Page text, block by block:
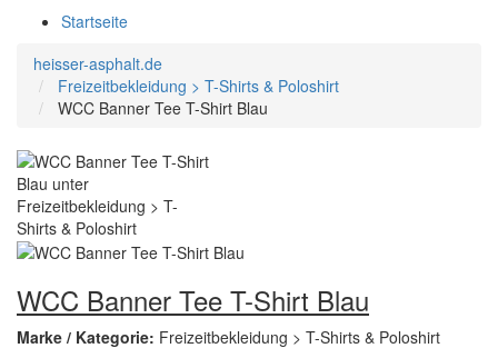
Startseite
heisser-asphalt.de
Freizeitbekleidung > T-Shirts & Poloshirt
WCC Banner Tee T-Shirt Blau
WCC Banner Tee T-Shirt Blau
Marke / Kategorie: Freizeitbekleidung > T-Shirts & Poloshirt